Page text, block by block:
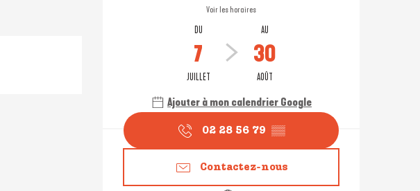
Voir les horaires
DU
7
JUILLET
AU
30
AOÛT
Ajouter à mon calendrier Google
02 28 56 79 ▒▒
Contactez-nous